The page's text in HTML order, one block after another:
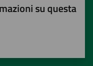
su questa